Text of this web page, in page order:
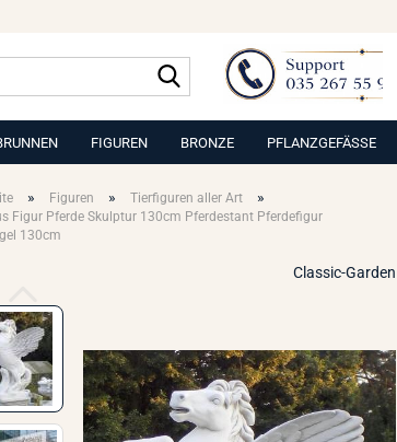
Suche...
FIGUREN BRONZE PFLANZGEFÄSSE
» Figuren » Tierfiguren aller Art »
Figur Pferde Skulptur 130cm Pferdestant Pferdefigur
130cm
Classic-Garden